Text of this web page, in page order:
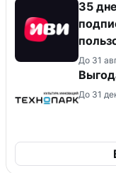
35
До 31
До 31